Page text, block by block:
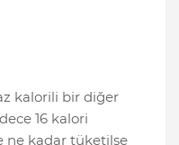
kalorili bir diğer
16 kalori
ne kadar tüketilse